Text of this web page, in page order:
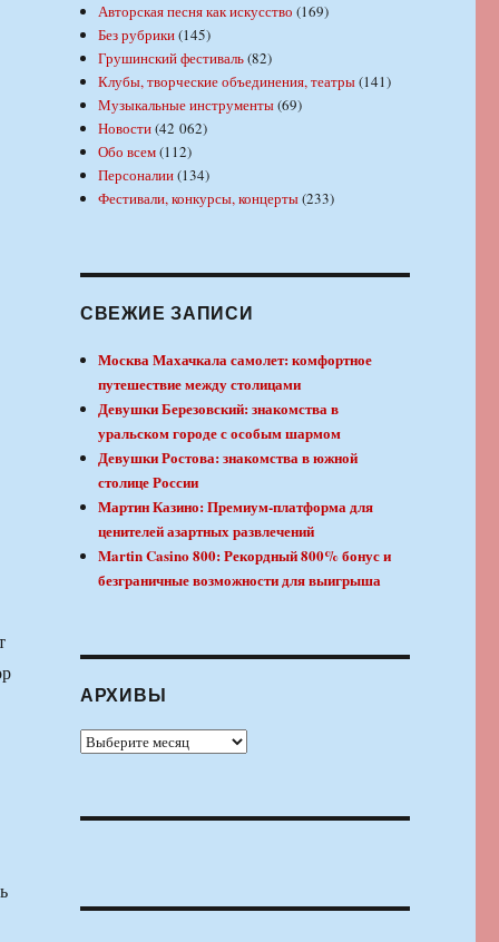
Авторская песня как искусство (169)
Без рубрики(145)
Грушинский фестиваль(82)
Клубы, творческие объединения, театры(141)
Музыкальные инструменты(69)
Новости(42 062)
Обо всем(112)
Персоналии(134)
Фестивали, конкурсы, концерты(233)
СВЕЖИЕ ЗАПИСИ
Москва Махачкала самолет: комфортное
путешествие между столицами
Девушки Березовский: знакомства в
уральском городе с особым шармом
Девушки Ростова: знакомства в южной
столице России
Мартин Казино: Премиум-платформа для
ценителей азартных развлечений
Martin Casino 800: Рекордный 800% бонус и
безграничные возможности для выигрыша
АРХИВЫ
Архивы